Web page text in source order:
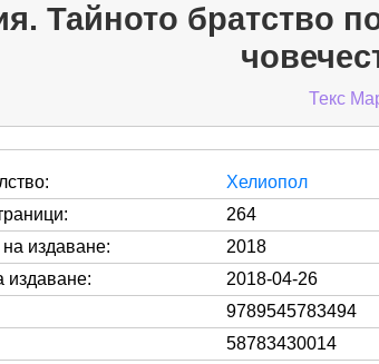
Тайното братство
Текс
Хелиопол
264
издаване:
2018
издаване:
2018-04-26
9789545783494
58783430014